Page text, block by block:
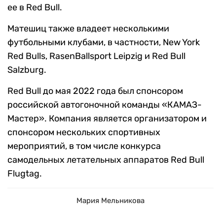
ее в Red Bull.
Матешиц также владеет несколькими
футбольными клубами, в частности, New York
Red Bulls, RasenBallsport Leipzig и Red Bull
Salzburg.
Red Bull до мая 2022 года был спонсором
российской автогоночной команды «КАМАЗ-
Мастер». Компания является организатором и
спонсором нескольких спортивных
мероприятий, в том числе конкурса
самодельных летательных аппаратов Red Bull
Flugtag.
Мария Мельникова